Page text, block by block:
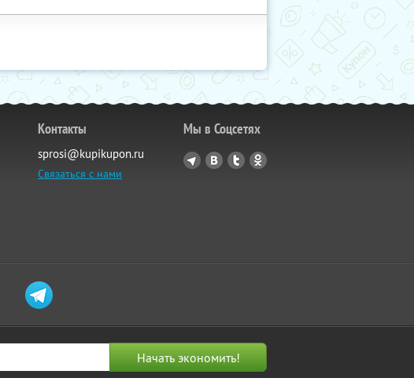
Контакты
sprosi@kupikupon.ru
Связаться с нами
Мы в Соцсетях